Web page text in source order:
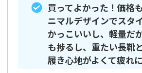
買ってよかった！価格
ニマルデザインでスタ
かっこいいし、軽量だ
も捗るし、重たい長靴
履き心地がよくて疲れ